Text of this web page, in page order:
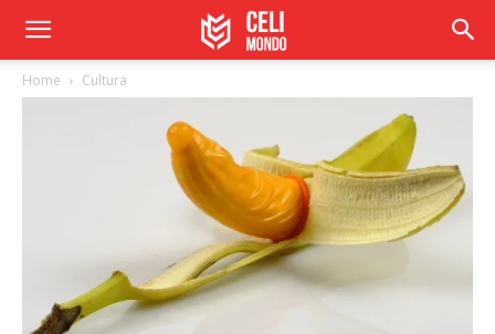
Home Cultura